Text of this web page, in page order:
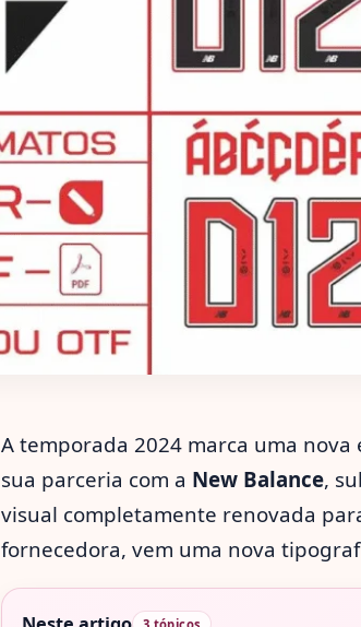
A temporada 2024 marca uma nova
sua parceria com a New Balance,
visual completamente renovada
fornecedora, vem uma nova